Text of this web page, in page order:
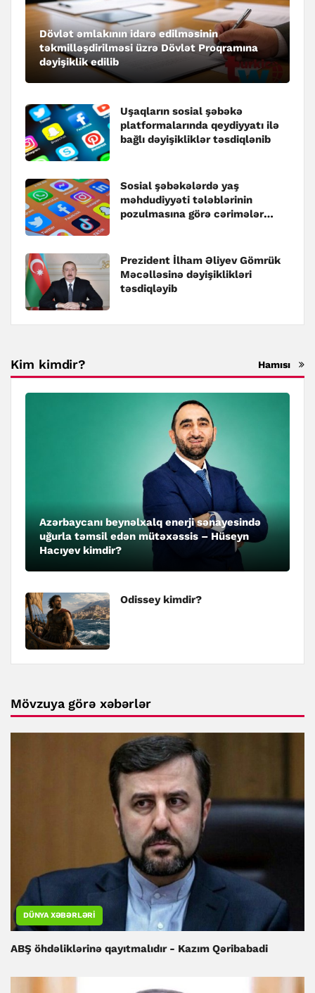
Dövlət əmlakının idarə edilməsinin
təkmilləşdirilməsi üzrə Dövlət Proqramına
dəyişiklik edilib
Uşaqların sosial şəbəkə
platformalarında qeydiyyatı ilə
bağlı dəyişikliklər təsdiqlənib
Sosial şəbəkələrdə yaş
məhdudiyyəti tələblərinin
pozulmasına görə cərimələr
Prezident İlham Əliyev Gömrük
Məcəlləsinə dəyişiklikləri
təsdiqləyib
Kim kimdir? Hamısı
Azərbaycanı beynəlxalq enerji sənayesində
uğurla təmsil edən mütəxəssis – Hüseyn
Hacıyev kimdir?
Odissey kimdir?
Mövzuya görə xəbərlər
DÜNYA XƏBƏRLƏRI
ABŞ öhdəliklərinə qayıtmalıdır - Kazım Qəribabadi